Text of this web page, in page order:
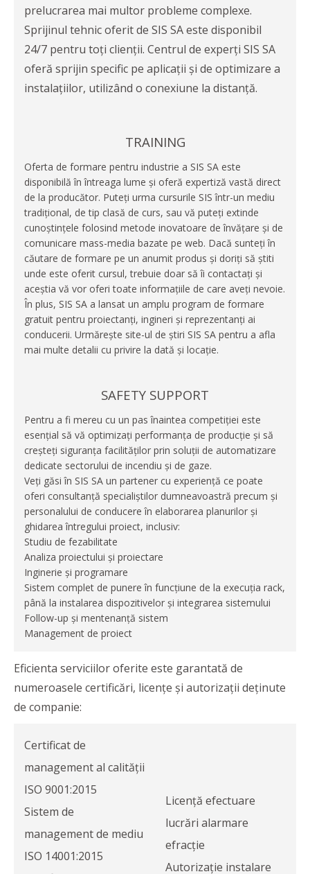
prelucrarea mai multor probleme complexe.
Sprijinul tehnic oferit de SIS SA este disponibil
24/7 pentru toți clienții. Centrul de experți SIS SA
oferă sprijin specific pe aplicații și de optimizare a
instalațiilor, utilizând o conexiune la distanță.
TRAINING
Oferta de formare pentru industrie a SIS SA este
disponibilă în întreaga lume și oferă expertiză vastă direct
de la producător. Puteți urma cursurile SIS într-un mediu
tradițional, de tip clasă de curs, sau vă puteți extinde
cunoștințele folosind metode inovatoare de învățare și de
comunicare mass-media bazate pe web. Dacă sunteți în
căutare de formare pe un anumit produs și doriți să știti
unde este oferit cursul, trebuie doar să îi contactați și
aceștia vă vor oferi toate informațiile de care aveți nevoie.
În plus, SIS SA a lansat un amplu program de formare
gratuit pentru proiectanți, ingineri și reprezentanți ai
conducerii. Urmărește site-ul de știri SIS SA pentru a afla
mai multe detalii cu privire la dată și locație.
SAFETY SUPPORT
Pentru a fi mereu cu un pas înaintea competiției este
esențial să vă optimizați performanța de producție și să
creșteți siguranța facilităților prin soluții de automatizare
dedicate sectorului de incendiu și de gaze.
Veți găsi în SIS SA un partener cu experiență ce poate
oferi consultanță specialiștilor dumneavoastră precum și
personalului de conducere în elaborarea planurilor și
ghidarea întregului proiect, inclusiv:
Studiu de fezabilitate
Analiza proiectului și proiectare
Inginerie și programare
Sistem complet de punere în funcțiune de la execuția rack,
până la instalarea dispozitivelor și integrarea sistemului
Follow-up și mentenanță sistem
Management de proiect
Eficienta serviciilor oferite este garantată de
numeroasele certificări, licențe și autorizații deținute
de companie:
Certificat de
management al calității
ISO 9001:2015
Sistem de
management de mediu
ISO 14001:2015
Licență efectuare
lucrări alarmare
efracție
Autorizație instalare